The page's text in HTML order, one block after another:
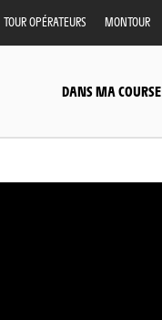
TOUR OPÉRATEURS MONTOUR
DANS MA COURSE